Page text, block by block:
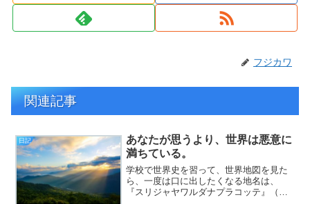
フジカワ
関連記事
日記
あなたが思うより、世界は悪意に
満ちている。
学校で世界史を習って、世界地図を見た
ら、一度は口に出したくなる地名は、
『スリジャヤワルダナプラコッテ』（ス